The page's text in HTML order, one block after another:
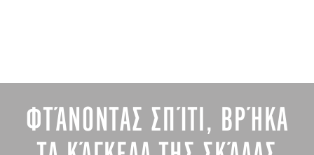
ΦΤΆΝΟΝΤΑΣ ΣΠΊΤΙ, ΒΡΉΚΑ